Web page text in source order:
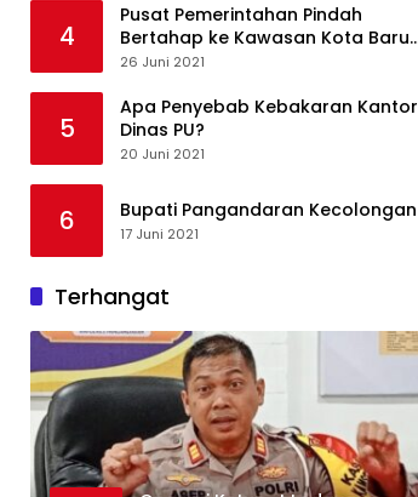
4
Pusat Pemerintahan Pindah
Bertahap ke Kawasan Kota Baru
Pangandaran
26 Juni 2021
5
Apa Penyebab Kebakaran Kantor
Dinas PU?
20 Juni 2021
6 Bupati Pangandaran Kecolongan
17 Juni 2021
Terhangat